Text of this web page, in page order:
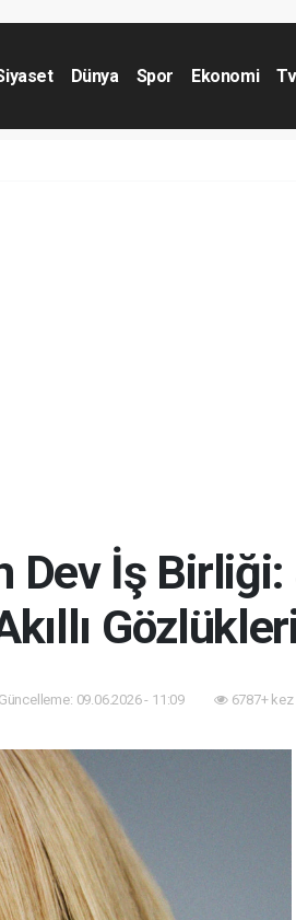
Dünya Spor Ekonomi
Dev İş
09.06.2026 - 11:09 6787+ kez